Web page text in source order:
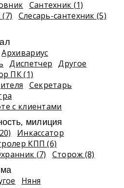
Сантехник (1)
Слесарь-сантехник (5)
Архивариус
Диспетчер
Другое
ПК (1)
Секретарь
с клиентами
милиция
Инкассатор
КПП (6)
(7) Сторож (8)
Няня